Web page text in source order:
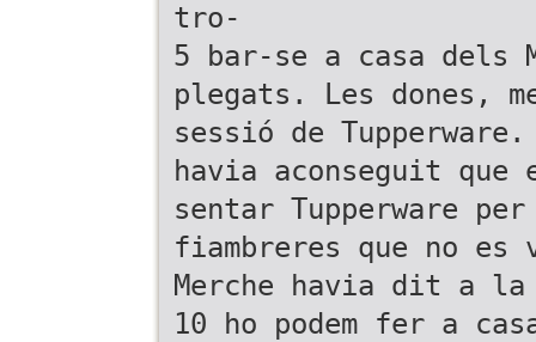
tro-
5 bar-se a casa dels
plegats. Les dones,
sessió de
havia aconseguit
sentar Tupperware
fiambreres que no
Merche havia dit a
10 ho podem fer a